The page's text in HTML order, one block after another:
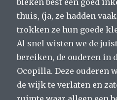
bleken best een goed
thuis, (ja, ze hadden
trokken ze hun goede
Al snel wisten we de
bereiken, de ouderen in
Ocopilla. Deze ouderen
de wijk te verlaten en